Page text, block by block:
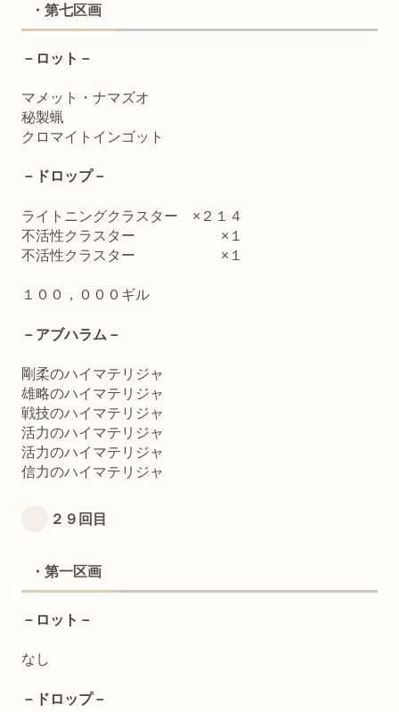
・第七区画
－ロット－
マメット・ナマズオ
秘製蝋
クロマイトインゴット
－ドロップ－
ライトニングクラスター ×２１４
不活性クラスター ×１
不活性クラスター ×１
１００，０００ギル
－アブハラム－
剛柔のハイマテリジャ
雄略のハイマテリジャ
戦技のハイマテリジャ
活力のハイマテリジャ
活力のハイマテリジャ
信力のハイマテリジャ
２９回目
・第一区画
－ロット－
なし
－ドロップ－